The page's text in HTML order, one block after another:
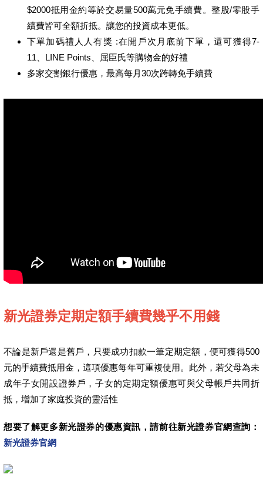
$2000抵用金約等於交易量500萬元免手續費。整股/零股手
續費皆可全額折抵。讓您的投資成本更低。
下單加碼禮人人有獎 :在開戶次月底前下單，還可獲得7-
11、LINE Points、屈臣氏等購物金的好禮
多家交割銀行優惠，最高每月30次跨轉免手續費
新光證券定期定額手續費幾乎不用錢
不論是新戶還是舊戶，只要成功扣款一筆定期定額，便可獲得500
元的手續費抵用金，這項優惠每年可重複使用。此外，若父母為未
成年子女開設證券戶，子女的定期定額優惠可與父母帳戶共同折
抵，增加了家庭投資的靈活性
想要了解更多新光證券的優惠資訊，請前往新光證券官網查詢：
新光證券官網